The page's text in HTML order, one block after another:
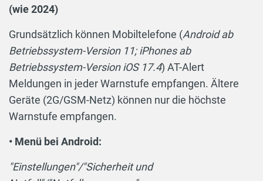
(wie 2024)
Grundsätzlich können Mobiltelefone (Android ab
Betriebssystem-Version 11; iPhones ab
Betriebssystem-Version iOS 17.4) AT-Alert
Meldungen in jeder Warnstufe empfangen. Ältere
Geräte (2G/GSM-Netz) können nur die höchste
Warnstufe empfangen.
• Menü bei Android:
"Einstellungen"/"Sicherheit und